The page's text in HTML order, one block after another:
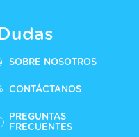
Dudas
SOBRE NOSOTROS
CONTÁCTANOS
PREGUNTAS
FRECUENTES